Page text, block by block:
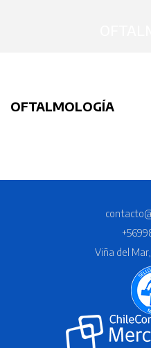
OFTALMOLOGÍA
Viña del